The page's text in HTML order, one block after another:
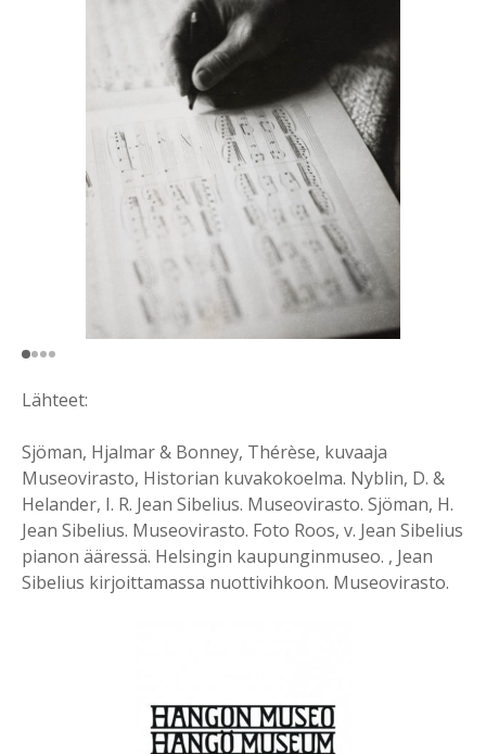
Lähteet:
Sjöman, Hjalmar & Bonney, Thérèse, kuvaaja
Museovirasto, Historian kuvakokoelma. Nyblin, D. &
Helander, I. R. Jean Sibelius. Museovirasto. Sjöman, H.
Jean Sibelius. Museovirasto. Foto Roos, v. Jean Sibelius
pianon ääressä. Helsingin kaupunginmuseo. , Jean
Sibelius kirjoittamassa nuottivihkoon. Museovirasto.